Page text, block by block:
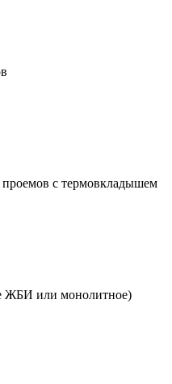
с термовкладышем
ЖБИ или монолитное)